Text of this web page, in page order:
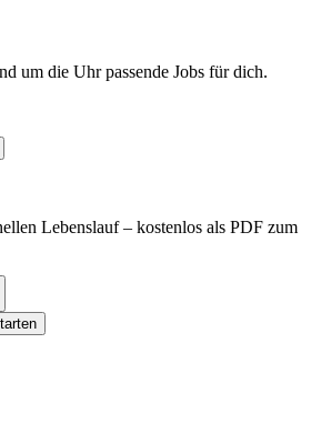
um die Uhr passende Jobs für dich.
Lebenslauf – kostenlos als PDF zum